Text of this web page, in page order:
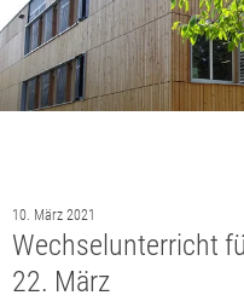
10. März 2021
Wechselunterricht
22. März